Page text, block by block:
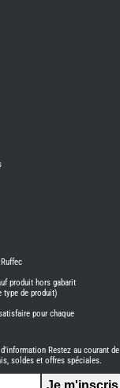
produit hors gabarit
type de produit)
pour chaque
Restez au courant de
soldes et offres spéciales.